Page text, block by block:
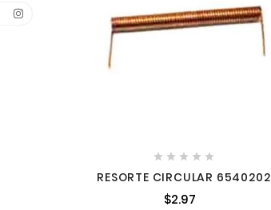
    
RESORTE CIRCULAR 6540202
$2.97